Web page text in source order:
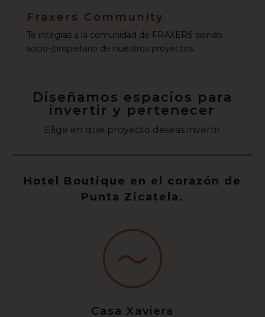
Fraxers Community
Te integras a la comunidad de FRAXERS siendo
socio-/propietario de nuestros proyectos.
Diseñamos espacios para
invertir y pertenecer
Elige en que proyecto deseas invertir
Hotel Boutique en el corazón de
Punta Zicatela.
Casa Xaviera